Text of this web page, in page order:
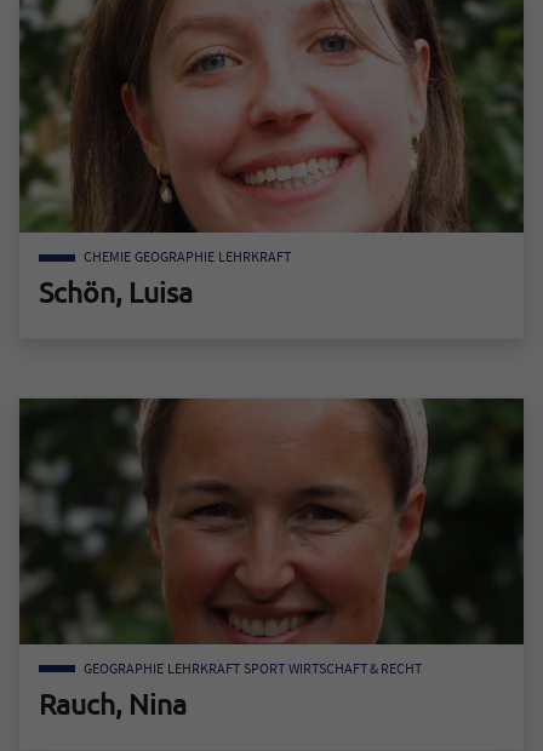
CHEMIE GEOGRAPHIE LEHRKRAFT
Schön, Luisa
GEOGRAPHIE LEHRKRAFT SPORT WIRTSCHAFT & RECHT
Rauch, Nina